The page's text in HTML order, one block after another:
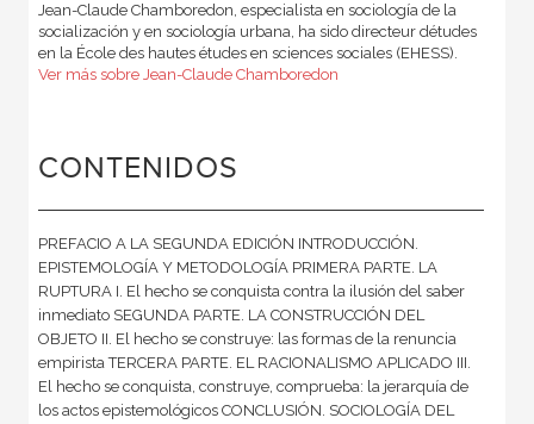
Jean-Claude Chamboredon, especialista en sociología de la
socialización y en sociología urbana, ha sido directeur détudes
en la École des hautes études en sciences sociales (EHESS).
Ver más sobre Jean-Claude Chamboredon
CONTENIDOS
PREFACIO A LA SEGUNDA EDICIÓN INTRODUCCIÓN.
EPISTEMOLOGÍA Y METODOLOGÍA PRIMERA PARTE. LA
RUPTURA I. El hecho se conquista contra la ilusión del saber
inmediato SEGUNDA PARTE. LA CONSTRUCCIÓN DEL
OBJETO II. El hecho se construye: las formas de la renuncia
empirista TERCERA PARTE. EL RACIONALISMO APLICADO III.
El hecho se conquista, construye, comprueba: la jerarquía de
los actos epistemológicos CONCLUSIÓN. SOCIOLOGÍA DEL